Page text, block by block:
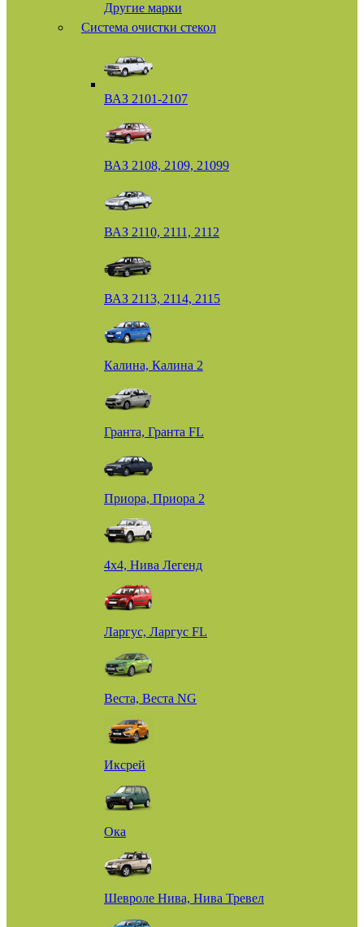
Другие марки
Система очистки стекол
ВАЗ 2101-2107
ВАЗ 2108, 2109, 21099
ВАЗ 2110, 2111, 2112
ВАЗ 2113, 2114, 2115
Калина, Калина 2
Гранта, Гранта FL
Приора, Приора 2
4х4, Нива Легенд
Ларгус, Ларгус FL
Веста, Веста NG
Иксрей
Ока
Шевроле Нива, Нива Тревел